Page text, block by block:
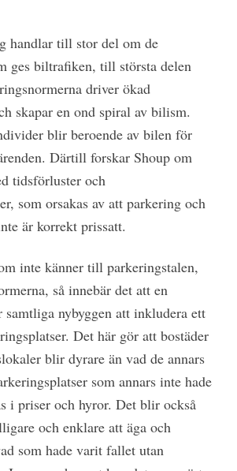
handlar till stor del om de
ges biltrafiken, till största delen
driver ökad
skapar en ond spiral av bilism.
blir beroende av bilen för
Därtill forskar Shoup om
tidsförluster och
som orsakas av att parkering och
är korrekt prissatt.
inte känner till parkeringstalen,
så innebär det att en
samtliga nybyggen att inkludera ett
Det här gör att bostäder
blir dyrare än vad de annars
som annars inte hade
i priser och hyror. Det blir också
och enklare att äga och
som hade varit fallet utan